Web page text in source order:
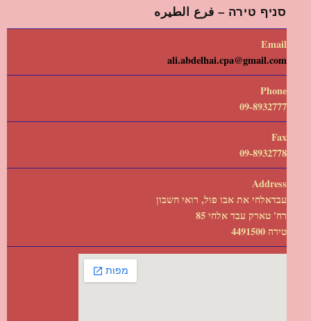
סניף טירה – فرع الطيره
Email
ali.abdelhai.cpa@gmail.com
Phone
09-8932777
Fax
09-8932778
Address
עבדאלחי את אבו פול, רואי חשבון
רח' טארק עבד אלחי 85
טירה 4491500